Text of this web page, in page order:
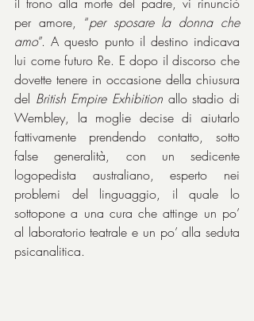
per amore, “per sposare la donna che
amo”. A questo punto il destino indicava
lui come futuro Re. E dopo il discorso che
dovette tenere in occasione della chiusura
del British Empire Exhibition allo stadio di
Wembley, la moglie decise di aiutarlo
fattivamente prendendo contatto, sotto
false generalità, con un sedicente
logopedista australiano, esperto nei
problemi del linguaggio, il quale lo
sottopone a una cura che attinge un po’
al laboratorio teatrale e un po’ alla seduta
psicanalitica.